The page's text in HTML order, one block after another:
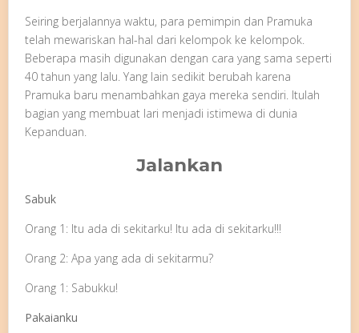
Seiring berjalannya waktu, para pemimpin dan Pramuka
telah mewariskan hal-hal dari kelompok ke kelompok.
Beberapa masih digunakan dengan cara yang sama seperti
40 tahun yang lalu. Yang lain sedikit berubah karena
Pramuka baru menambahkan gaya mereka sendiri. Itulah
bagian yang membuat lari menjadi istimewa di dunia
Kepanduan.
Jalankan
Sabuk
Orang 1: Itu ada di sekitarku! Itu ada di sekitarku!!!
Orang 2: Apa yang ada di sekitarmu?
Orang 1: Sabukku!
Pakaianku